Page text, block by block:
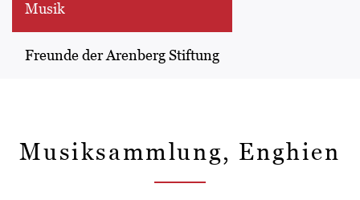
Musik
Freunde der Arenberg Stiftung
Musiksammlung, Enghien